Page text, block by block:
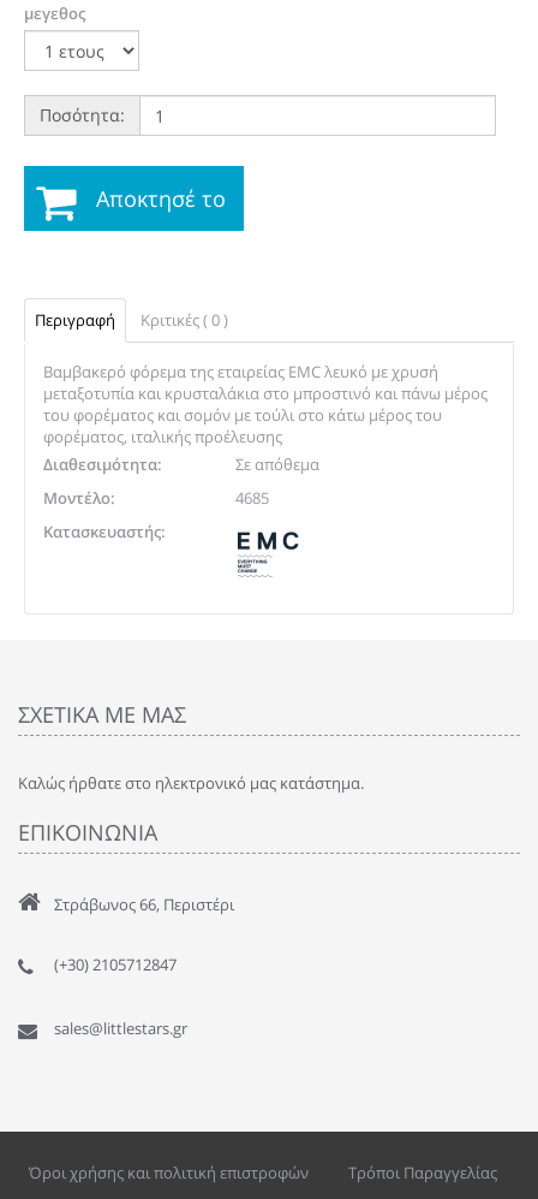
μεγεθος
Ποσότητα:
Αποκτησέ το
Περιγραφή Κριτικές ( 0 )
Βαμβακερό φόρεμα της εταιρείας EMC λευκό με χρυσή
μεταξοτυπία και κρυσταλάκια στο μπροστινό και πάνω μέρος
του φορέματος και σομόν με τούλι στο κάτω μέρος του
φορέματος, ιταλικής προέλευσης
Διαθεσιμότητα:
Σε απόθεμα
Μοντέλο:
4685
Κατασκευαστής:
ΣΧΕΤΙΚΑ ΜΕ ΜΑΣ
Καλώς ήρθατε στο ηλεκτρονικό μας κατάστημα.
ΕΠΙΚΟΙΝΩΝΙΑ
Στράβωνος 66, Περιστέρι
(+30) 2105712847
sales@littlestars.gr
Όροι χρήσης και πολιτική επιστροφών
Τρόποι Παραγγελίας